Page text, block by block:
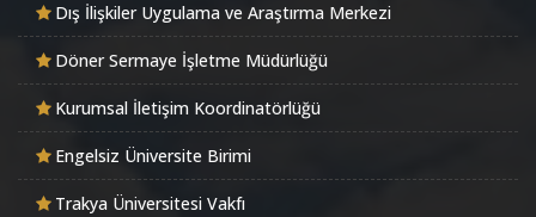
Dış İlişkiler Uygulama ve Araştırma Merkezi
Döner Sermaye İşletme Müdürlüğü
Kurumsal İletişim Koordinatörlüğü
Engelsiz Üniversite Birimi
Trakya Üniversitesi Vakfı